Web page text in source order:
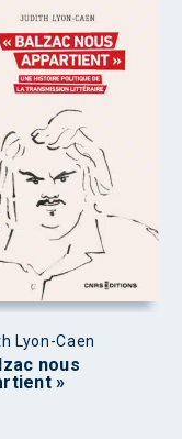
Lyon-Caen
nous
»